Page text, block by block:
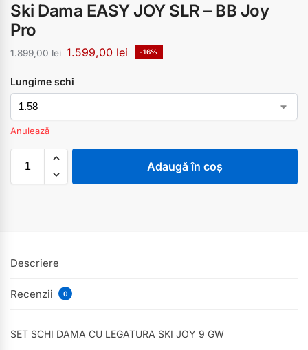
Ski Dama EASY JOY SLR – BB Joy
Pro
1.899,00lei 1.599,00 lei -16%
Lungime schi
Anulează
Adaugă în coș
Descriere
Recenzii 0
SET SCHI DAMA CU LEGATURA SKI JOY 9 GW